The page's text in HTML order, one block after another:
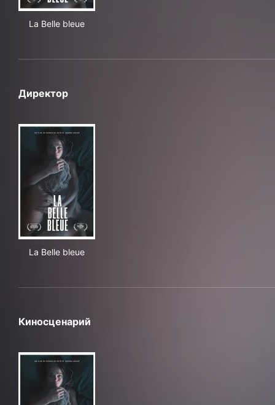
La Belle bleue
Директор
La Belle bleue
Киносценарий